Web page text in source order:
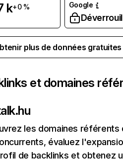
k+0 %
Google
plus de données
et domaines
les domaines référents
évaluez
de backlinks et obtenez